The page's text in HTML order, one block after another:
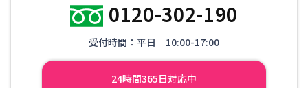
0120-302-190
受付時間：平日 10:00-17:00
24時間365日対応中